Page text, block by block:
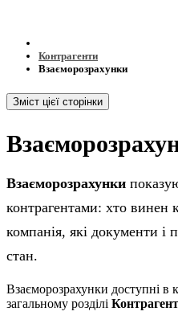
Контрагенти
Взаєморозрахунки
Зміст цієї сторінки
Взаєморозрахунки
контрагентами: хто винен
компанія, які документи і
стан.
Взаєморозрахунки доступні в
загальному розділі